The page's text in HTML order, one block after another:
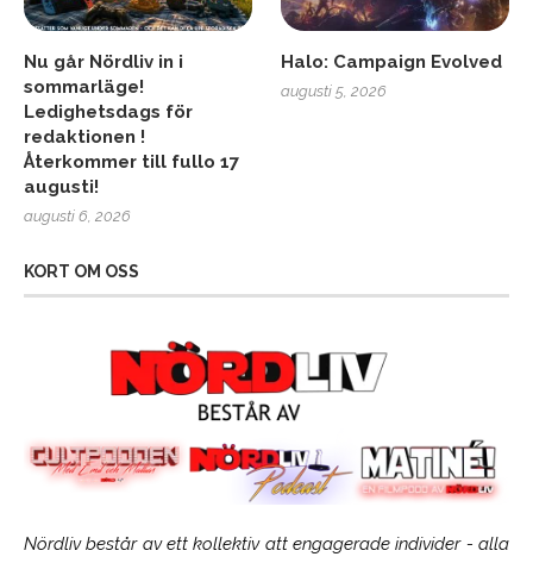
Nu går Nördliv in i
sommarläge!
Ledighetsdags för
redaktionen !
Återkommer till fullo 17
augusti!
augusti 6, 2026
Halo: Campaign Evolved
augusti 5, 2026
KORT OM OSS
Nördliv består av ett kollektiv att engagerade individer - alla